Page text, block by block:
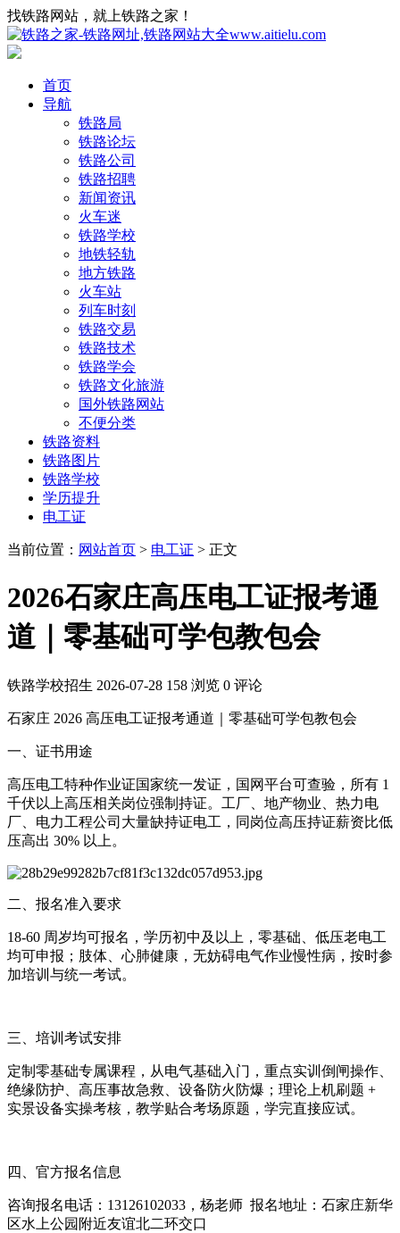
找铁路网站，就上铁路之家！
首页
导航
铁路局
铁路论坛
铁路公司
铁路招聘
新闻资讯
火车迷
铁路学校
地铁轻轨
地方铁路
火车站
列车时刻
铁路交易
铁路技术
铁路学会
铁路文化旅游
国外铁路网站
不便分类
铁路资料
铁路图片
铁路学校
学历提升
电工证
当前位置： 网站首页 > 电工证 > 正文
2026石家庄高压电工证报考通
道｜零基础可学包教包会
铁路学校招生 2026-07-28 158 浏览 0 评论
石家庄 2026 高压电工证报考通道｜零基础可学包教包会
一、证书用途
高压电工特种作业证国家统一发证，国网平台可查验，所有 1
千伏以上高压相关岗位强制持证。工厂、地产物业、热力电
厂、电力工程公司大量缺持证电工，同岗位高压持证薪资比低
压高出 30% 以上。
二、报名准入要求
18-60 周岁均可报名，学历初中及以上，零基础、低压老电工
均可申报；肢体、心肺健康，无妨碍电气作业慢性病，按时参
加培训与统一考试。
三、培训考试安排
定制零基础专属课程，从电气基础入门，重点实训倒闸操作、
绝缘防护、高压事故急救、设备防火防爆；理论上机刷题 +
实景设备实操考核，教学贴合考场原题，学完直接应试。
四、官方报名信息
咨询报名电话：13126102033，杨老师 报名地址：石家庄新华
区水上公园附近友谊北二环交口